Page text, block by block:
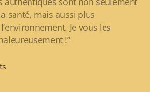
santé, mais aussi plus
Je vous les
!”